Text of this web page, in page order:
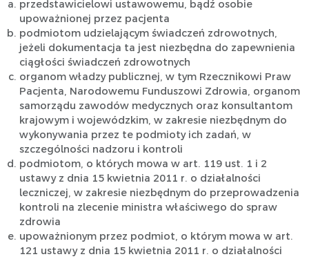
przedstawicielowi ustawowemu, bądź osobie
upoważnionej przez pacjenta
podmiotom udzielającym świadczeń zdrowotnych,
jeżeli dokumentacja ta jest niezbędna do zapewnienia
ciągłości świadczeń zdrowotnych
organom władzy publicznej, w tym Rzecznikowi Praw
Pacjenta, Narodowemu Funduszowi Zdrowia, organom
samorządu zawodów medycznych oraz konsultantom
krajowym i wojewódzkim, w zakresie niezbędnym do
wykonywania przez te podmioty ich zadań, w
szczególności nadzoru i kontroli
podmiotom, o których mowa w art. 119 ust. 1 i 2
ustawy z dnia 15 kwietnia 2011 r. o działalności
leczniczej, w zakresie niezbędnym do przeprowadzenia
kontroli na zlecenie ministra właściwego do spraw
zdrowia
upoważnionym przez podmiot, o którym mowa w art.
121 ustawy z dnia 15 kwietnia 2011 r. o działalności